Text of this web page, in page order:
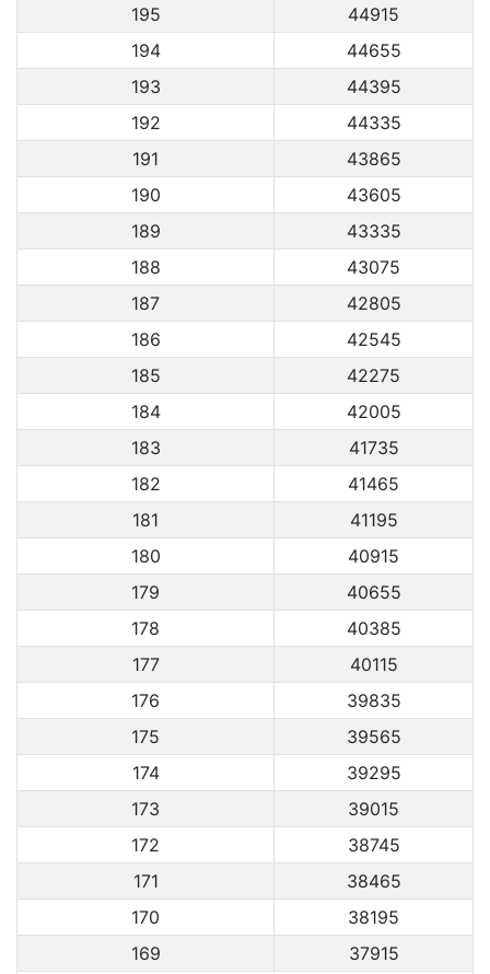
195
44915
194
44655
193
44395
192
44335
191
43865
190
43605
189
43335
188
43075
187
42805
186
42545
185
42275
184
42005
183
41735
182
41465
181
41195
180
40915
179
40655
178
40385
177
40115
176
39835
175
39565
174
39295
173
39015
172
38745
171
38465
170
38195
169
37915